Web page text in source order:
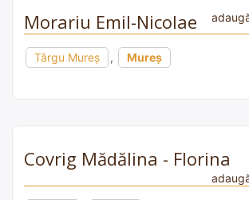
Morariu Emil-Nicolae
Târgu Mureș , Mureș
Covrig Mădălina - Florina